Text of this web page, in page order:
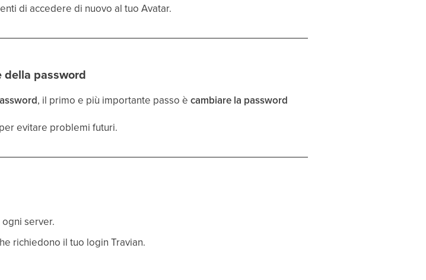
di accedere di nuovo al tuo Avatar.
password
, il primo e più importante passo ècambiare la password
evitare problemi futuri.
server.
richiedono il tuo login Travian.